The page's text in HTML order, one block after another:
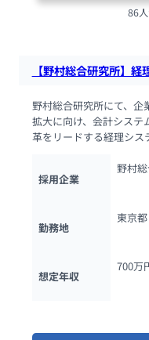
86
【野村総合研究所】
野村総合研究所にて、企
拡大に向け、会計シス
革をリードする経理シス
採用企業
野村
勤務地
東京都
想定年収
700万